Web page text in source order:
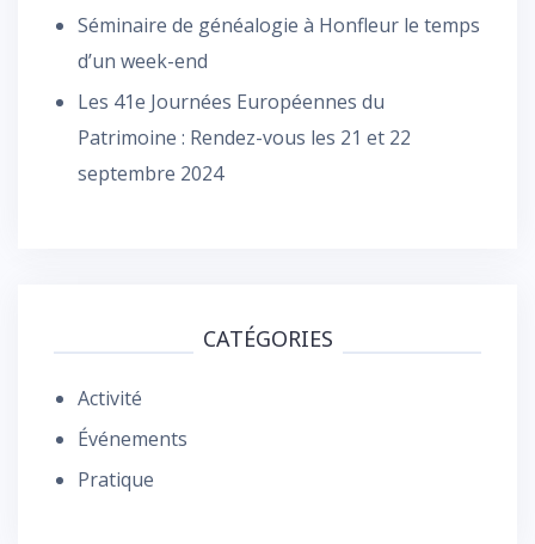
Séminaire de généalogie à Honfleur le temps
d’un week-end
Les 41e Journées Européennes du
Patrimoine : Rendez-vous les 21 et 22
septembre 2024
CATÉGORIES
Activité
Événements
Pratique